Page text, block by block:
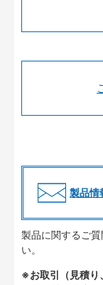
製品情
製品に関するご
い。
※お取引（見積り